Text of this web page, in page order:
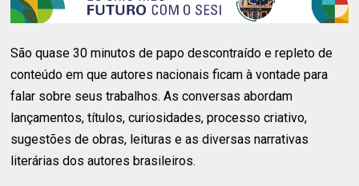
São quase 30 minutos de papo descontraído e repleto de
conteúdo em que autores nacionais ficam à vontade para
falar sobre seus trabalhos. As conversas abordam
lançamentos, títulos, curiosidades, processo criativo,
sugestões de obras, leituras e as diversas narrativas
literárias dos autores brasileiros.